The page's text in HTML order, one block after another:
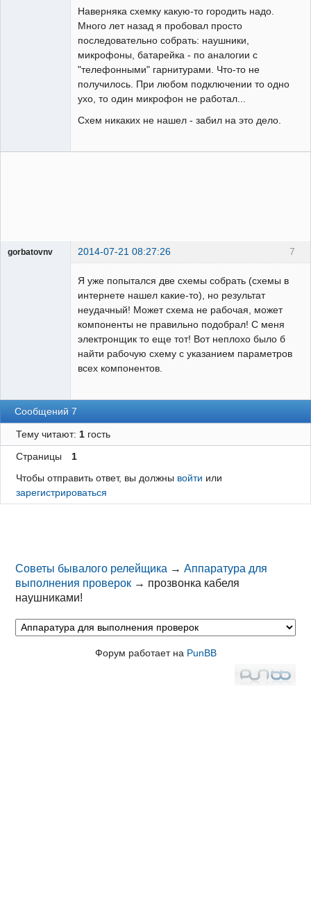
Наверняка схемку какую-то городить надо.
Много лет назад я пробовал просто
последовательно собрать: наушники,
микрофоны, батарейка - по аналогии с
"телефонными" гарнитурами. Что-то не
получилось. При любом подключении то одно
ухо, то один микрофон не работал...
Схем никаких не нашел - забил на это дело.
7
gorbatovnv 2014-07-21 08:27:26
Я уже попытался две схемы собрать (схемы в
интернете нашел какие-то), но результат
неудачный! Может схема не рабочая, может
компоненты не правильно подобрал! С меня
электронщик то еще тот! Вот неплохо было б
найти рабочую схему с указанием параметров
всех компонентов.
Сообщений 7
Тему читают: 1гость
Страницы
1
Чтобы отправить ответ, вы должны войти или
зарегистрироваться
Советы бывалого релейщика →Аппаратура для
выполнения проверок → прозвонка кабеля
наушниками!
Форум работает на PunBB